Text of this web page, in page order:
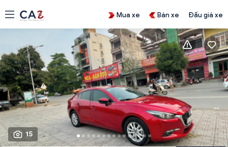
Mua xe Bán xe Đấu giá xe
15